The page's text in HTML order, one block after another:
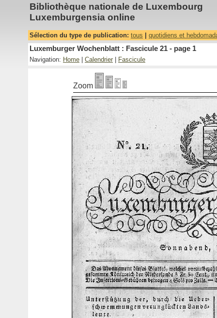
Bibliothèque nationale de Luxembourg
Luxemburgensia online
Sélection du type de publication: tous quotidiens et
Luxemburger Wochenblatt : Fascicule 21 - page 1
Navigation: Home Calendrier Fascicule
Zoom